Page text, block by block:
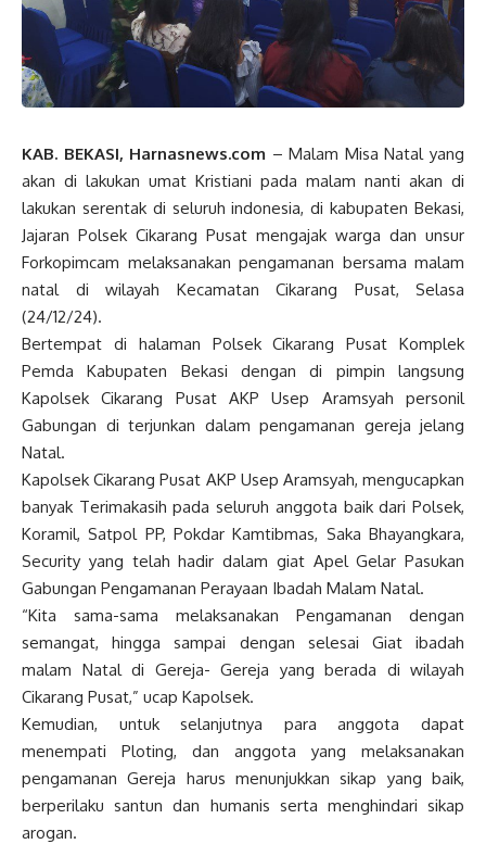
KAB. BEKASI, Harnasnews.com – Malam Misa Natal yang
akan di lakukan umat Kristiani pada malam nanti akan di
lakukan serentak di seluruh indonesia, di kabupaten Bekasi,
Jajaran Polsek Cikarang Pusat mengajak warga dan unsur
Forkopimcam melaksanakan pengamanan bersama malam
natal di wilayah Kecamatan Cikarang Pusat, Selasa
(24/12/24).
Bertempat di halaman Polsek Cikarang Pusat Komplek
Pemda Kabupaten Bekasi dengan di pimpin langsung
Kapolsek Cikarang Pusat AKP Usep Aramsyah personil
Gabungan di terjunkan dalam pengamanan gereja jelang
Natal.
Kapolsek Cikarang Pusat AKP Usep Aramsyah, mengucapkan
banyak Terimakasih pada seluruh anggota baik dari Polsek,
Koramil, Satpol PP, Pokdar Kamtibmas, Saka Bhayangkara,
Security yang telah hadir dalam giat Apel Gelar Pasukan
Gabungan Pengamanan Perayaan Ibadah Malam Natal.
“Kita sama-sama melaksanakan Pengamanan dengan
semangat, hingga sampai dengan selesai Giat ibadah
malam Natal di Gereja- Gereja yang berada di wilayah
Cikarang Pusat,” ucap Kapolsek.
Kemudian, untuk selanjutnya para anggota dapat
menempati Ploting, dan anggota yang melaksanakan
pengamanan Gereja harus menunjukkan sikap yang baik,
berperilaku santun dan humanis serta menghindari sikap
arogan.